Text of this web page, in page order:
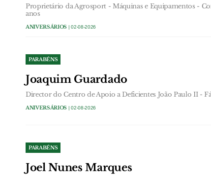
Proprietário da Agrosport - Máquinas e Equipamentos -
anos
ANIVERSÁRIOS | 02-08-2026
PARABÉNS
Joaquim Guardado
Director do Centro de Apoio a Deficientes João Paulo II -
ANIVERSÁRIOS | 02-08-2026
PARABÉNS
Joel Nunes Marques